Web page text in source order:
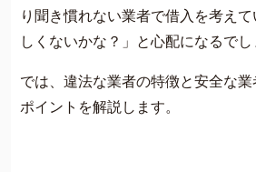
り聞き慣れない業者で借入を考え
しくないかな？」と心配になるでし
では、違法な業者の特徴と安全な
ポイントを解説します。